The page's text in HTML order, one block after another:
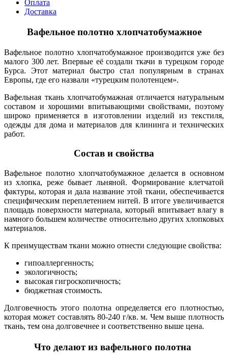
Оплата
Доставка
Вафельное полотно хлопчатобумажное
Вафельное полотно хлопчатобумажное производится уже без
малого 300 лет. Впервые её создали ткачи в турецком городе
Бурса. Этот материал быстро стал популярным в странах
Европы, где его назвали «турецким полотенцем».
Вафельная ткань хлопчатобумажная отличается натуральным
составом и хорошими впитывающими свойствами, поэтому
широко применяется в изготовлении изделий из текстиля,
одежды для дома и материалов для клининга и технических
работ.
Состав и свойства
Вафельное полотно хлопчатобумажное делается в основном
из хлопка, реже бывает льняной. Формирование клетчатой
фактуры, которая и дала название этой ткани, обеспечивается
специфическим переплетением нитей. В итоге увеличивается
площадь поверхности материала, который впитывает влагу в
намного большем количестве относительно других хлопковых
материалов.
К преимуществам ткани можно отнести следующие свойства:
гипоаллергенность;
экологичность;
высокая гигроскопичность;
бюджетная стоимость.
Долговечность этого полотна определяется его плотностью,
которая может составлять 80-240 г/кв. м. Чем выше плотность
ткань, тем она долговечнее и соответственно выше цена.
Что делают из вафельного полотна